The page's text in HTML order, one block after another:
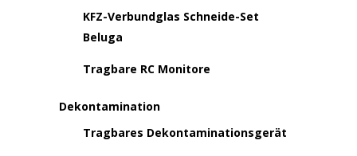
KFZ-Verbundglas Schneide-Set
Beluga
Tragbare RC Monitore
Dekontamination
Tragbares Dekontaminationsgerät